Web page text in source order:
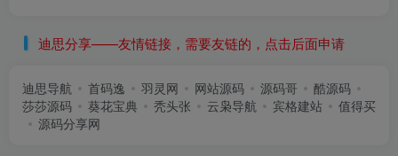
迪思分享——友情链接，需要友链的，点击后面申请
迪思导航 首码逸 羽灵网 网站源码 源码哥
酷源码
莎莎源码
葵花宝典 秃头张 云枭导航 宾格建站
值得买
源码分享网